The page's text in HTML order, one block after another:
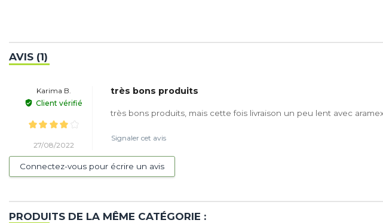
AVIS (1)
Karima B.
Client vérifié
27/08/2022
très bons produits
très bons produits, mais cette fois livraison un peu lent avec
Signaler cet avis
Connectez-vous pour écrire un avis
PRODUITS DE LA MÊME CATÉGORIE :